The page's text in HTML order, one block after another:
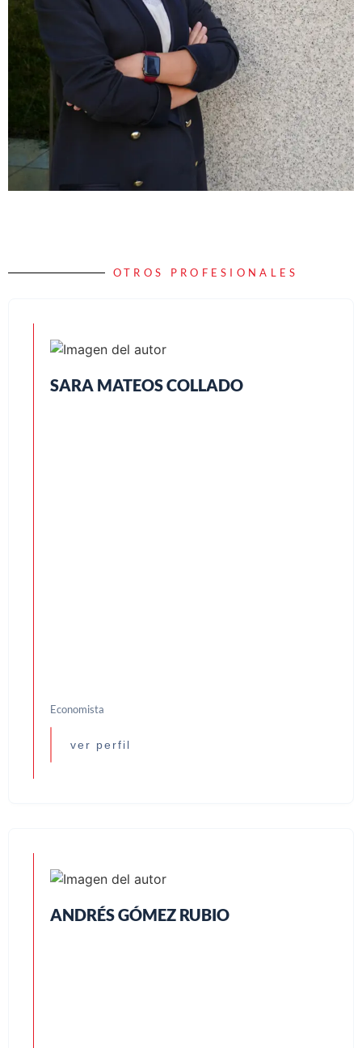
OTROS PROFESIONALES
SARA MATEOS COLLADO
Economista
ver perfil
ANDRÉS GÓMEZ RUBIO